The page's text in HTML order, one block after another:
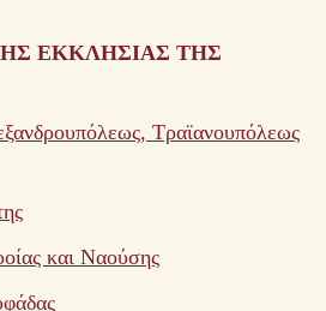
ΕΚΚΛΗΣΙΑΣ ΤΗΣ
Τραϊανουπόλεως
και Ναούσης